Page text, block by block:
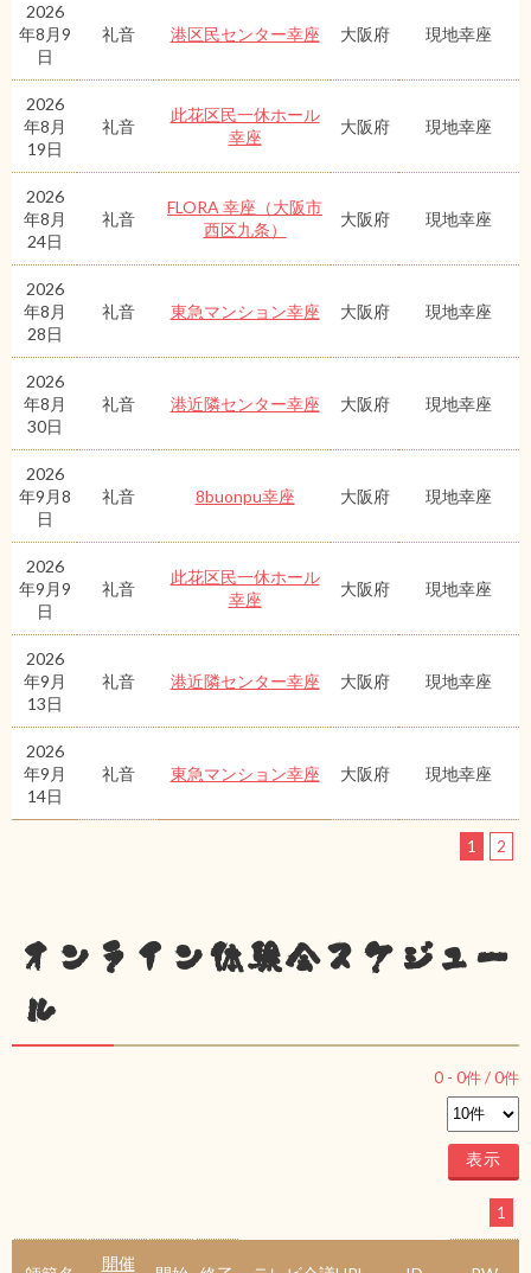
2026
年8月9
日
礼音 港区民センター幸座 大阪府 現地幸座
2026
年8月
19日
礼音
此花区民一休ホール
幸座
大阪府 現地幸座
2026
年8月
24日
礼音
FLORA 幸座（大阪市
西区九条）
大阪府 現地幸座
2026
年8月
28日
礼音 東急マンション幸座 大阪府 現地幸座
2026
年8月
30日
礼音 港近隣センター幸座 大阪府 現地幸座
2026
年9月8
日
礼音 8buonpu幸座 大阪府 現地幸座
2026
年9月9
日
礼音
此花区民一休ホール
幸座
大阪府 現地幸座
2026
年9月
13日
礼音 港近隣センター幸座 大阪府 現地幸座
2026
年9月
14日
礼音 東急マンション幸座 大阪府 現地幸座
1 2
オンライン体験会スケジュー
ル
0 - 0件 /0件
1
開催